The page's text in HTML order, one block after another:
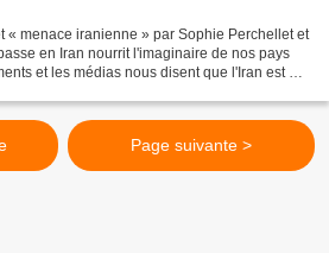
« menace iranienne » par Sophie Perchellet et
en Iran nourrit l'imaginaire de nos pays
et les médias nous disent que l'Iran est un
Page suivante >